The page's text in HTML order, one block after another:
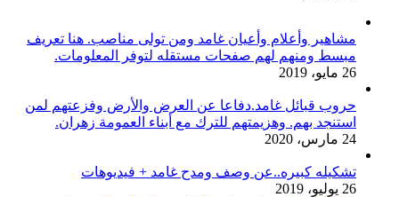
مشاهير وأعلام وأعيان غامد ومن تولى مناصب. هنا تعريف
مبسط ومنهم لهم صفحات مستقله لتوفر المعلومات.
26 مايو، 2019
حروب قبائل غامد.دفاعا عن العرض والأرض وفزعتهم لمن
استنجد بهم. وهزيمتهم للترك مع أبناء العمومة زهران.
24 مارس، 2020
تشكيله كبيره..عن وصف ومدح غامد + فيديوهات
26 يوليو، 2019